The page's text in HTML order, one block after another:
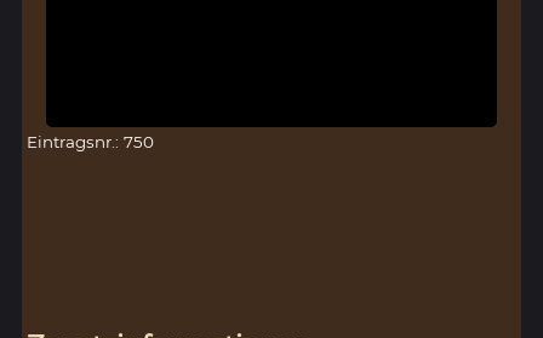
Eintragsnr.: 750